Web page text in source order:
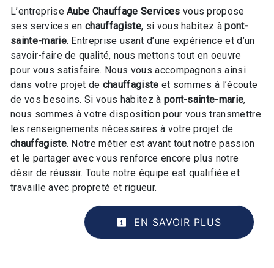
L’entrepriseAube Chauffage Services vous propose
ses services enchauffagiste, si vous habitez àpont-
sainte-marie. Entreprise usant d’une expérience et d’un
savoir-faire de qualité, nous mettons tout en oeuvre
pour vous satisfaire. Nous vous accompagnons ainsi
dans votre projet de chauffagiste et sommes à l’écoute
de vos besoins. Si vous habitez à pont-sainte-marie,
nous sommes à votre disposition pour vous transmettre
les renseignements nécessaires à votre projet de
chauffagiste. Notre métier est avant tout notre passion
et le partager avec vous renforce encore plus notre
désir de réussir. Toute notre équipe est qualifiée et
travaille avec propreté et rigueur.
EN SAVOIR PLUS